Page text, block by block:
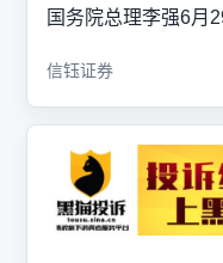
国务院总理李强6月
信钰证券